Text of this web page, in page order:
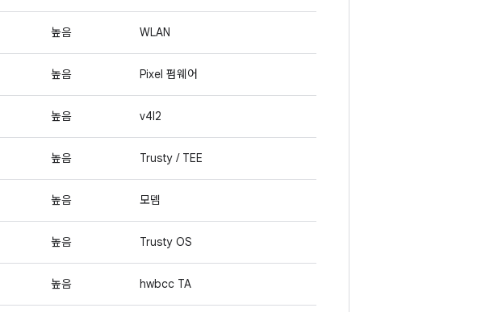
높음 WLAN
높음 Pixel 펌웨어
높음 v4l2
높음 Trusty / TEE
높음 모뎀
높음 Trusty OS
높음 hwbcc TA